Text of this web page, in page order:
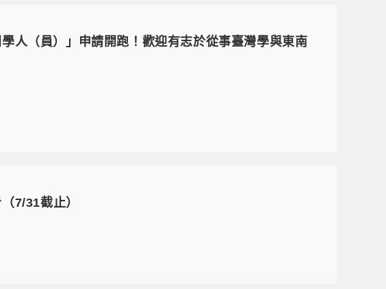
人（員）」申請開跑！歡迎有志於從事臺灣學與東南
7/31截止）